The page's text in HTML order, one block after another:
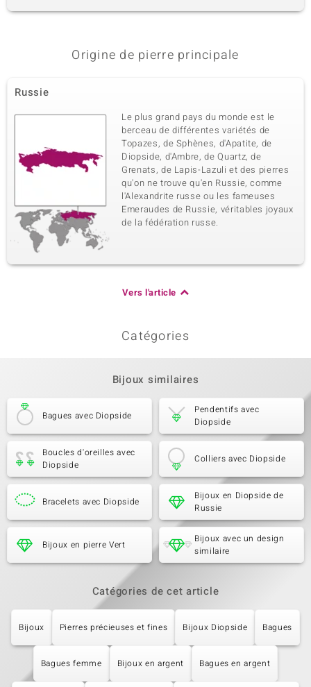
Origine de pierre principale
Russie
Le plus grand pays du monde est le
berceau de différentes variétés de
Topazes, de Sphènes, d'Apatite, de
Diopside, d'Ambre, de Quartz, de
Grenats, de Lapis-Lazuli et des pierres
qu'on ne trouve qu'en Russie, comme
l'Alexandrite russe ou les fameuses
Emeraudes de Russie, véritables joyaux
de la fédération russe.
Vers l'article
Catégories
Bijoux similaires
Bagues avec Diopside
Pendentifs avec
Diopside
Boucles d'oreilles avec
Diopside
Colliers avec Diopside
Bracelets avec Diopside
Bijoux en Diopside de
Russie
Bijoux en pierre Vert
Bijoux avec un design
similaire
Catégories de cet article
Bijoux Pierres précieuses et fines Bijoux Diopside Bagues
Bagues femme Bijoux en argent Bagues en argent